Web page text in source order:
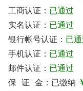
工商认证： 已通过
实名认证： 已通过
银行帐号认证： 已
手机认证： 已通过
邮件认证： 已通过
保 证 金：已缴纳